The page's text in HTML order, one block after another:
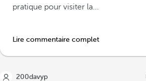
pratique pour visiter la...
Lire commentaire complet
200davyp